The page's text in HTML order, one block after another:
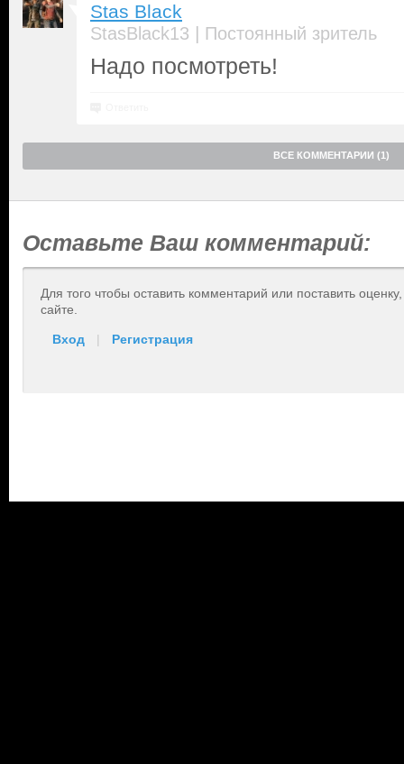
Stas Black
StasBlack13 | Постоянный зритель
Надо посмотреть!
ВСЕ КОММЕНТАРИИ (1)
Оставьте Ваш комментарий:
Для того чтобы оставить комментарий или поставить
сайте.
Вход | Регистрация